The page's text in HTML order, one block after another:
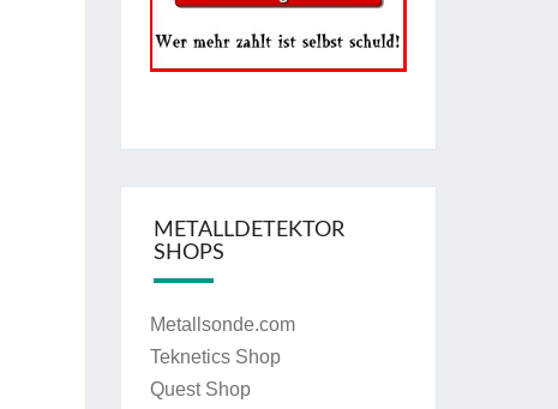
METALLDETEKTOR
SHOPS
Metallsonde.com
Teknetics Shop
Quest Shop